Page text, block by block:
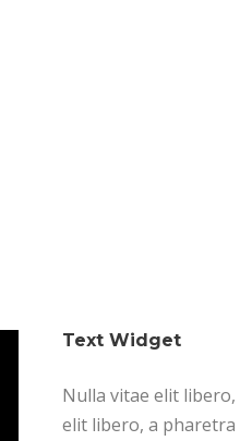
Text Widget
Nulla vitae elit
elit libero, a pharetra